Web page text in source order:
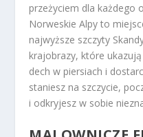
przeżyciem dla każdego
Norweskie Alpy to
najwyższe szczyty
krajobrazy, które
dech w piersiach i
staniesz na szczycie,
i odkryjesz w sobie